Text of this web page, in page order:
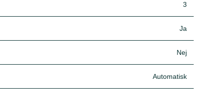
3
Ja
Nej
Automatisk